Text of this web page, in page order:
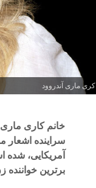
کری ماری آندروود
سراینده اشعار
آمریکایی، شده
برترین